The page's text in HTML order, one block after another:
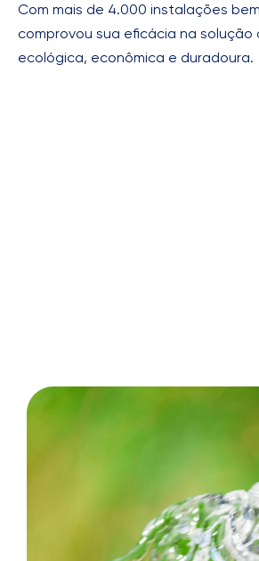
Com mais de 4.000 instalações
comprovou sua eficácia na
ecológica, econômica e duradoura.